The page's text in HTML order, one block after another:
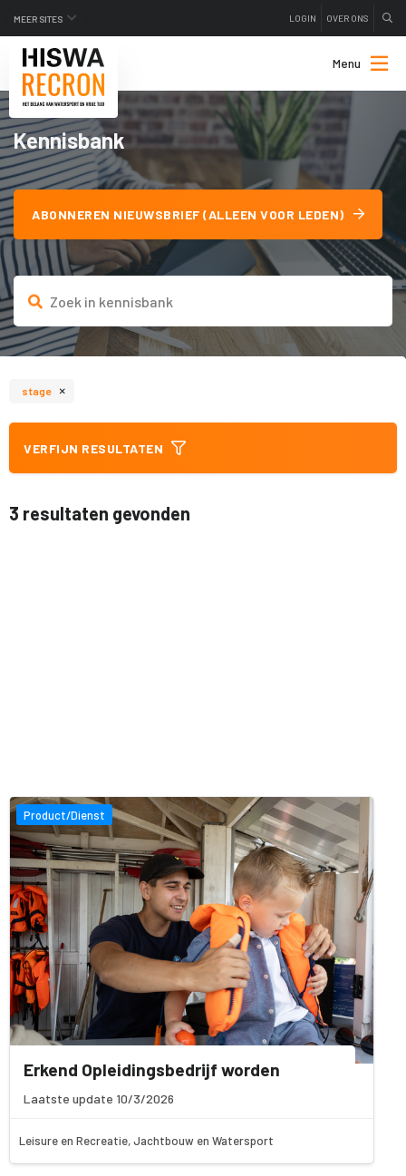
MEER SITES LOGIN OVER ONS
Menu
Kennisbank
ABONNEREN NIEUWSBRIEF (ALLEEN VOOR LEDEN)
stage ×
VERFIJN RESULTATEN
3 resultaten gevonden
Product/Dienst
Erkend Opleidingsbedrijf worden
Laatste update 10/3/2026
Leisure en Recreatie, Jachtbouw en Watersport